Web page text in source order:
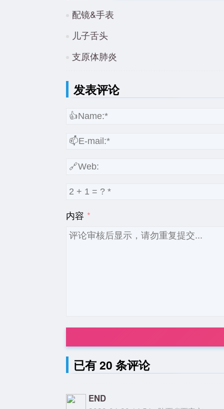
配镜&手表
儿子舌头
支原体肺炎
发表评论
内容
已有 20 条评论
END